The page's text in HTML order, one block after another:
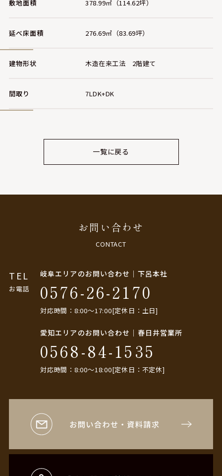
敷地面積 378.99㎡（114.62坪）
延べ床面積 276.69㎡（83.69坪）
建物形状 木造在来工法 2階建て
間取り 7LDK+DK
一覧に戻る
お問い合わせ
CONTACT
TEL
お電話
岐阜エリアのお問い合わせ｜下呂本社
0576-26-2170
対応時間：8:00〜17:00[定休日：土日]
愛知エリアのお問い合わせ｜春日井営業所
0568-84-1535
対応時間：8:00〜18:00[定休日：不定休]